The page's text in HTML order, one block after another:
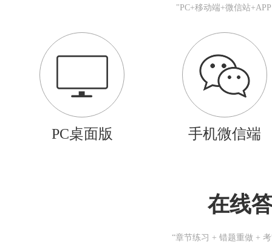
"PC+移动端+微信站
PC桌面版 手机微信端
在线
“章节练习 + 错题重做 +